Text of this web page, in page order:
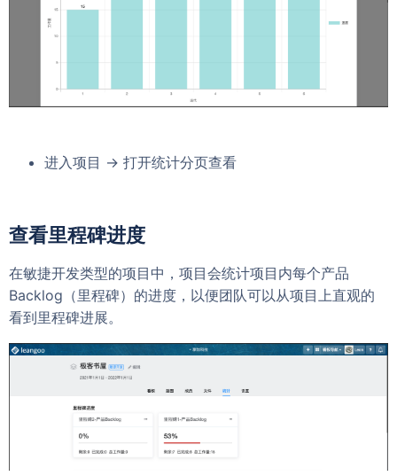
进入项目 -> 打开统计分页查看
查看里程碑进度
在敏捷开发类型的项目中，项目会统计项目内每个产品
Backlog（里程碑）的进度，以便团队可以从项目上直观的
看到里程碑进展。